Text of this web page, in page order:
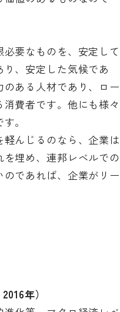
要なものを、安定して
、安定した気候であ
ある人材であり、ロー
費者です。他にも様々
。
んじるのなら、企業は
埋め、連邦レベルでの
であれば、企業がリー
2016年）